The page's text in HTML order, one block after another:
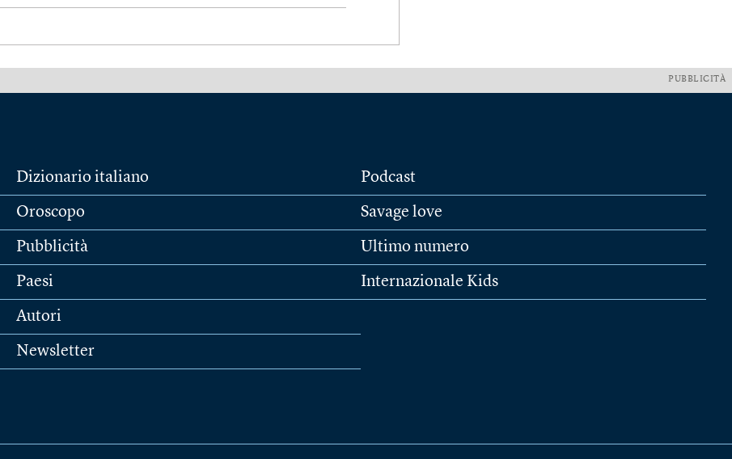
PUBBLICITÀ
Dizionario italiano
Oroscopo
Pubblicità
Paesi
Autori
Newsletter
Podcast
Savage love
Ultimo numero
Internazionale Kids